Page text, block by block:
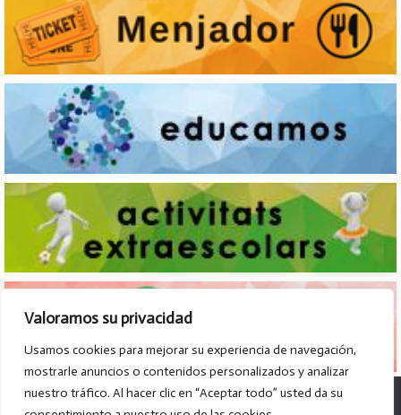
Valoramos su privacidad
Usamos cookies para mejorar su experiencia de navegación,
mostrarle anuncios o contenidos personalizados y analizar
nuestro tráfico. Al hacer clic en “Aceptar todo” usted da su
© Col·legi Parroquial D. José Lluch - 2026